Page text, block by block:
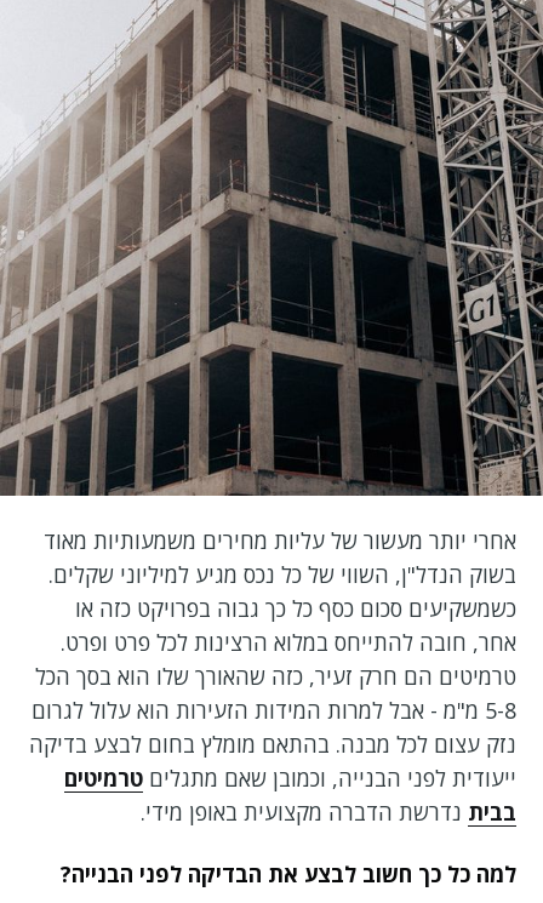
אחרי יותר מעשור של עליות מחירים משמעותיות מאוד
בשוק הנדל"ן, השווי של כל נכס מגיע למיליוני שקלים.
כשמשקיעים סכום כסף כל כך גבוה בפרויקט כזה או
אחר, חובה להתייחס במלוא הרצינות לכל פרט ופרט.
טרמיטים הם חרק זעיר, כזה שהאורך שלו הוא בסך הכל
5-8 מ"מ - אבל למרות המידות הזעירות הוא עלול לגרום
נזק עצום לכל מבנה. בהתאם מומלץ בחום לבצע בדיקה
ייעודית לפני הבנייה, וכמובן שאם מתגליםטרמיטים
בבית נדרשת הדברה מקצועית באופן מידי.
למה כל כך חשוב לבצע את הבדיקה לפני הבנייה?